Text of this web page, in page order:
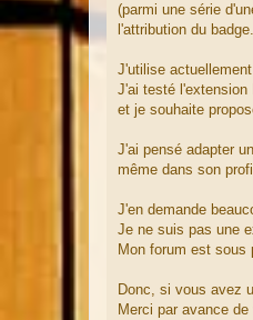
(parmi une série
l'attribution du badge.
J'utilise
J'ai testé
et je souhaite
J'ai pensé adapter
même dans son
J'en demande
Je ne suis pas une
Mon forum est sous
Donc, si vous avez
Merci par avance